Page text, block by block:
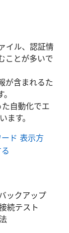
イル、認証情
ことが多いで
が含まれるた
自動化でエ
ます。
ド 表示方
ックアップ
続テスト